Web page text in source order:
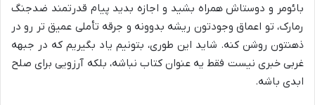
بائومر و دوستاش همراه بشید و اجازه بدید پیام قدرتمند ضدجنگ
رمارک، تو اعماق وجودتون ریشه بدوونه و جرقه تأملی عمیق تر رو در
ذهنتون روشن کنه. شاید این طوری، بتونیم یاد بگیریم که در جبهه
غربی خبری نیست فقط یه عنوان کتاب نباشه، بلکه آرزویی برای صلح
ابدی باشه.